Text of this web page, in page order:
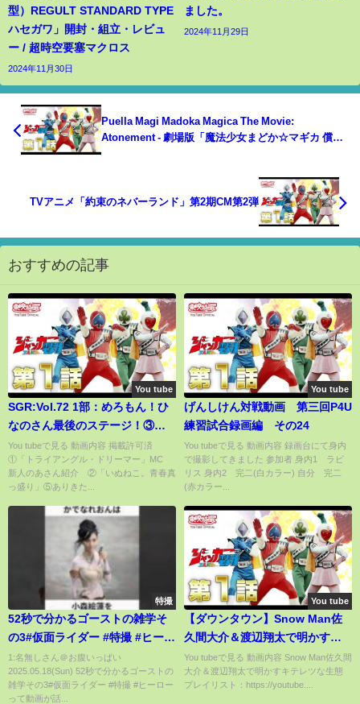
型）REGULT STANDARD TYPE
ハセガワ」開封・組立・レビュ
ー / 超時空要塞マクロス
2024年11月30日
ました。
2024年11月29日
Puella Magi Madoka Magica The Movie:
Atonement - 劇場版「魔法少女まどか☆マギカ 償い
TVアニメ「約束のネバーランド」第2期CM第2弾
おすすめの記事
You tube
SGR:Vol.72 1部：めろもん！ひ
なのさん最後のステージ！③い
らない ツインテール④キスは待
つしかないのでしょうか？ Ｍ
Ｃ：12/19・12/26 SGR出演告
You tubeで見る 動画内容 掲載許可済
①「トライアングル・ドリーマー」MC
新人のあさん紹介 ②「いぬねこ。青春真
っ盛り」⑤ありきた...
You tube
げんしけん対戦動画 第三回P4U
練習試合録画編 その24
You tubeで見る 動画内容 録画台にて身内
で撮影してきました 参加者 身内1 ラビ
リス 身内2 完二(白カラー) 自分 完二
(赤カラー...
特撮
52秒で分かるゴーストの雑学そ
の3#仮面ライダー #特撮 #ヒーロ
ー
1:名無しさん＠お腹いっぱい
2025.05.18(Sun) 52秒で分かるゴーストの
雑学その3#仮面ライダー #特撮 #ヒーロー
って動画が話...
You tube
【ダウンタウン】Snow Man佐
久間大介＆渡辺翔太で明かすキ
テレツな生態
You tubeで見る 動画内容 Snow Man佐久間
大介＆渡辺翔太で明かすキテレツな生態
プレイリスト：https://youtube....